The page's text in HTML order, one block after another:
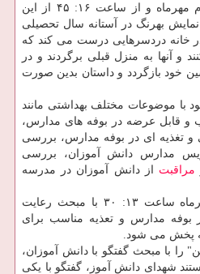
"نمایش بوی ماه مهر" تا سوم مهرماه و از ساعت ۱۶: ۴۵ از این
بهرنگ در آستانه سال تحصیلی
خانه دردسرهایی درست می كند كه
و آنها به منزل قبلی برگردند و در
خود بازگردد و داستان بدین صورت
با موضوعات مختلف بهداشتی مانند
و قابل عرضه در بوفه های مدارس،
تغذیه ای در بوفه مدارس، بررسی
مدارس دانش آموزان، بررسی
مراقبت از دانش آموزان در مدرسه
"غذا سلامت زندگی" اول مهرماه ساعت ۱۳: ۳۰ با مبحث رعایت
بوفه مدارس و تعذیه مناسب برای
پخش می شود.
را با مبحث گفتگو با دانش آموزان،
شهدای دانش آموز، گفتگو با یكی